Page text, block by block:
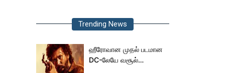
Trending News
ஹீரோவான முதல் படமான
DC-லேயே வசூல்